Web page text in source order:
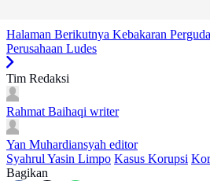
Halaman Berikutnya Kebakaran
Perusahaan Ludes
Tim Redaksi
Rahmat Baihaqi writer
Yan Muhardiansyah editor
Syahrul Yasin Limpo Kasus Korupsi
Bagikan